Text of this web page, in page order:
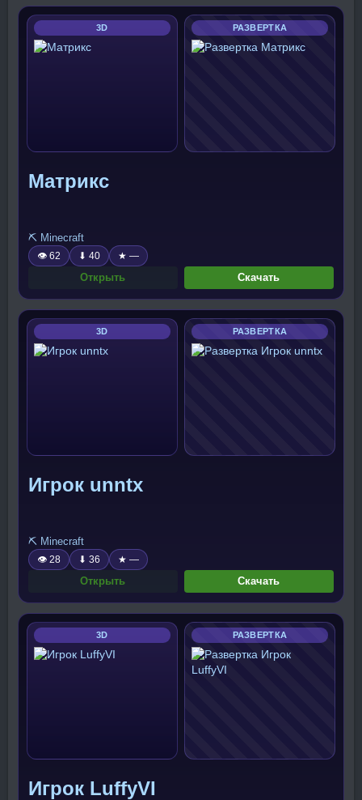
3D РАЗВЕРТКА
Матрикс
⛏️ Minecraft
👁 62 ⬇ 40 ★ —
Открыть Скачать
3D РАЗВЕРТКА
Игрок unntx
⛏️ Minecraft
👁 28 ⬇ 36 ★ —
Открыть Скачать
3D РАЗВЕРТКА
Игрок LuffyVI